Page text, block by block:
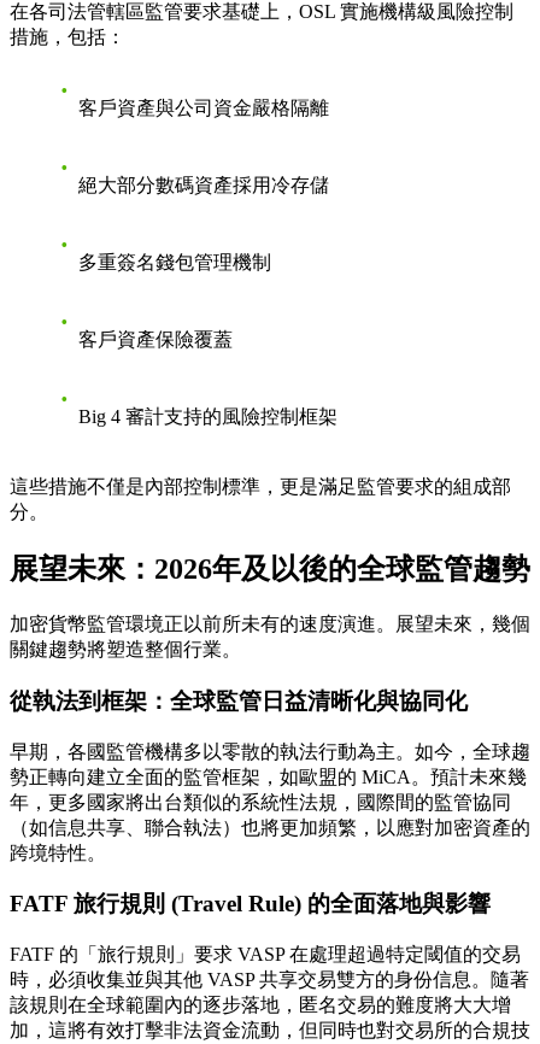
在各司法管轄區監管要求基礎上，OSL 實施機構級風險控制
措施，包括：
客戶資產與公司資金嚴格隔離
絕大部分數碼資產採用冷存儲
多重簽名錢包管理機制
客戶資產保險覆蓋
Big 4 審計支持的風險控制框架
這些措施不僅是內部控制標準，更是滿足監管要求的組成部
分。
展望未來：2026年及以後的全球監管趨勢
加密貨幣監管環境正以前所未有的速度演進。展望未來，幾個
關鍵趨勢將塑造整個行業。
從執法到框架：全球監管日益清晰化與協同化
早期，各國監管機構多以零散的執法行動為主。如今，全球趨
勢正轉向建立全面的監管框架，如歐盟的 MiCA。預計未來幾
年，更多國家將出台類似的系統性法規，國際間的監管協同
（如信息共享、聯合執法）也將更加頻繁，以應對加密資產的
跨境特性。
FATF 旅行規則 (Travel Rule) 的全面落地與影響
FATF 的「旅行規則」要求 VASP 在處理超過特定閾值的交易
時，必須收集並與其他 VASP 共享交易雙方的身份信息。隨著
該規則在全球範圍內的逐步落地，匿名交易的難度將大大增
加，這將有效打擊非法資金流動，但同時也對交易所的合規技